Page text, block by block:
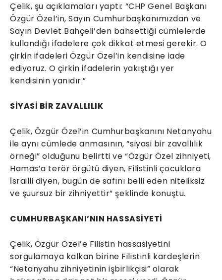
Çelik, şu açıklamaları yaptı: “CHP Genel Başkanı
Özgür Özel’in, Sayın Cumhurbaşkanımızdan ve
Sayın Devlet Bahçeli’den bahsettiği cümlelerde
kullandığı ifadelere çok dikkat etmesi gerekir. O
çirkin ifadeleri Özgür Özel’in kendisine iade
ediyoruz. O çirkin ifadelerin yakıştığı yer
kendisinin yanıdır.”
SİYASİ BİR ZAVALLILIK
Çelik, Özgür Özel’in Cumhurbaşkanını Netanyahu
ile aynı cümlede anmasının, “siyasi bir zavallılık
örneği” olduğunu belirtti ve “Özgür Özel zihniyeti,
Hamas’a terör örgütü diyen, Filistinli çocuklara
İsrailli diyen, bugün de safını belli eden niteliksiz
ve şuursuz bir zihniyettir” şeklinde konuştu.
CUMHURBAŞKANI’NIN HASSASİYETİ
Çelik, Özgür Özel’e Filistin hassasiyetini
sorgulamaya kalkan birine Filistinli kardeşlerin
“Netanyahu zihniyetinin işbirlikçisi” olarak